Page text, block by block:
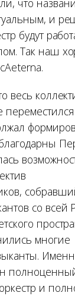
что
и
будут
Так наш
весь
со всей
многие
и